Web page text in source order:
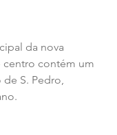
da nova
centro contém um
S. Pedro,